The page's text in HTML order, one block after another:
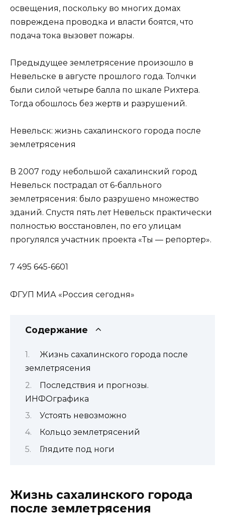
освещения, поскольку во многих домах
повреждена проводка и власти боятся, что
подача тока вызовет пожары.
Предыдущее землетрясение произошло в
Невельске в августе прошлого года. Толчки
были силой четыре балла по шкале Рихтера.
Тогда обошлось без жертв и разрушений.
Невельск: жизнь сахалинского города после
землетрясения
В 2007 году небольшой сахалинский город
Невельск пострадал от 6-балльного
землетрясения: было разрушено множество
зданий. Спустя пять лет Невельск практически
полностью восстановлен, по его улицам
прогулялся участник проекта «Ты — репортер».
7 495 645-6601
ФГУП МИА «Россия сегодня»
Содержание
Жизнь сахалинского города после
землетрясения
Последствия и прогнозы.
ИНФОграфика
Устоять невозможно
Кольцо землетрясений
Глядите под ноги
Жизнь сахалинского города
после землетрясения